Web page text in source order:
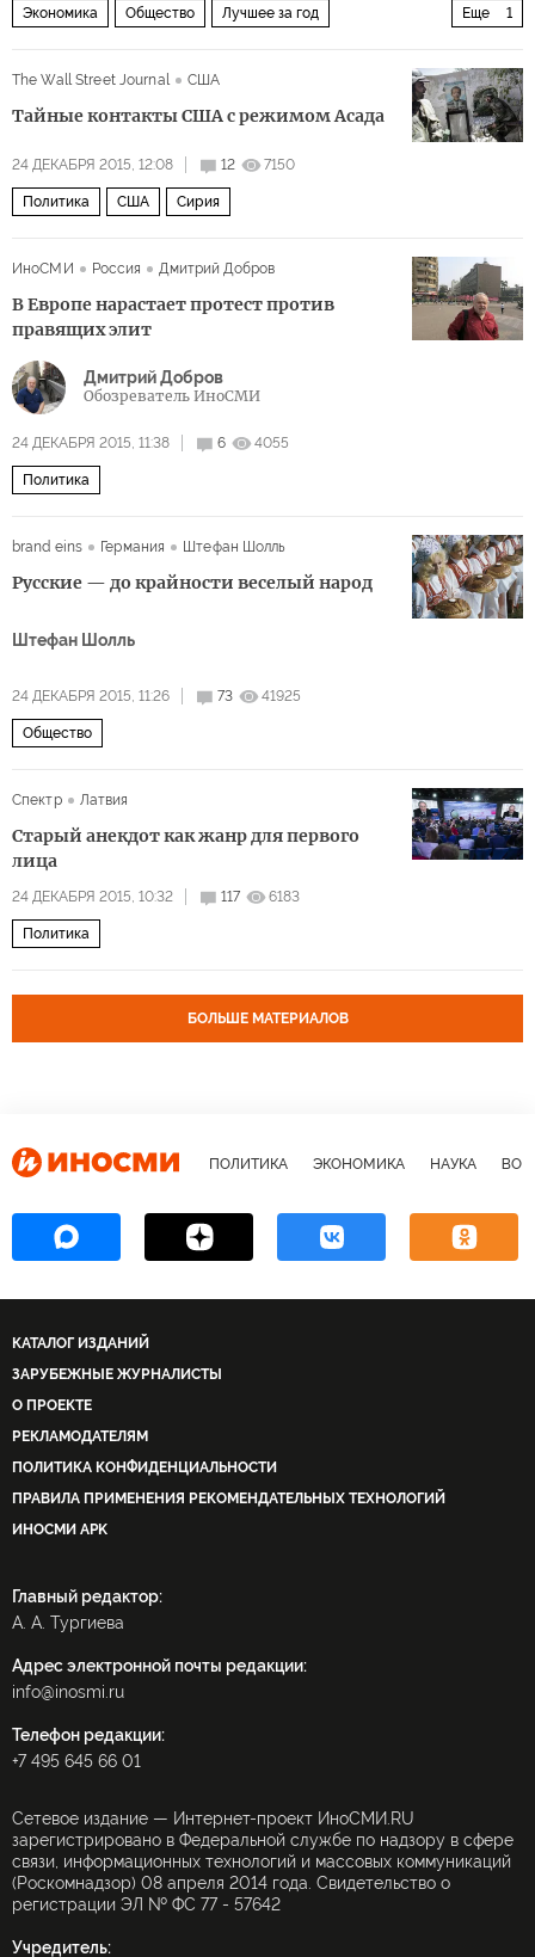
Еще 1
Экономика Общество Лучшее за год
The Wall Street Journal
США
Тайные контакты США с режимом Асада
24 ДЕКАБРЯ 2015, 12:08 12 7150
Политика США Сирия
ИноСМИ Россия Дмитрий Добров
В Европе нарастает протест против
правящих элит
Дмитрий Добров
Обозреватель ИноСМИ
24 ДЕКАБРЯ 2015, 11:38 6 4055
Политика
brand eins Германия Штефан Шолль
Русские — до крайности веселый народ
Штефан Шолль
24 ДЕКАБРЯ 2015, 11:26 73 41925
Общество
Спектр Латвия
Старый анекдот как жанр для первого
лица
24 ДЕКАБРЯ 2015, 10:32 117 6183
Политика
БОЛЬШЕ МАТЕРИАЛОВ
ПОЛИТИКА ЭКОНОМИКА НАУКА
КАТАЛОГ ИЗДАНИЙ
ЗАРУБЕЖНЫЕ ЖУРНАЛИСТЫ
О ПРОЕКТЕ
РЕКЛАМОДАТЕЛЯМ
ПОЛИТИКА КОНФИДЕНЦИАЛЬНОСТИ
ПРАВИЛА ПРИМЕНЕНИЯ РЕКОМЕНДАТЕЛЬНЫХ ТЕХНОЛОГИЙ
ИНОСМИ APK
Главный редактор:
А. А. Тургиева
Адрес электронной почты редакции:
info@inosmi.ru
Телефон редакции:
+7 495 645 66 01
Сетевое издание — Интернет-проект ИноСМИ.RU
зарегистрировано в Федеральной службе по надзору в сфере
связи, информационных технологий и массовых коммуникаций
(Роскомнадзор) 08 апреля 2014 года. Свидетельство о
регистрации ЭЛ № ФС 77 - 57642
Учредитель: